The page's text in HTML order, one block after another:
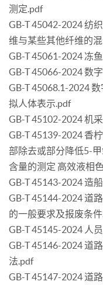
测定.pdf
GB-T 45042-2024 纺
维与某些其他纤维的
GB-T 45061-2024 冻
GB-T 45066-2024 数
GB-T 45068.1-2024
拟人体表示.pdf
GB-T 45102-2024 机
GB-T 45139-2024 香
部除去或部分降低5-
含量的测定 高效液相
GB-T 45143-2024 造
GB-T 45144-2024 道
的一般要求及报废条
GB-T 45145-2024 人
GB-T 45146-2024 道
法.pdf
GB-T 45147-2024 道